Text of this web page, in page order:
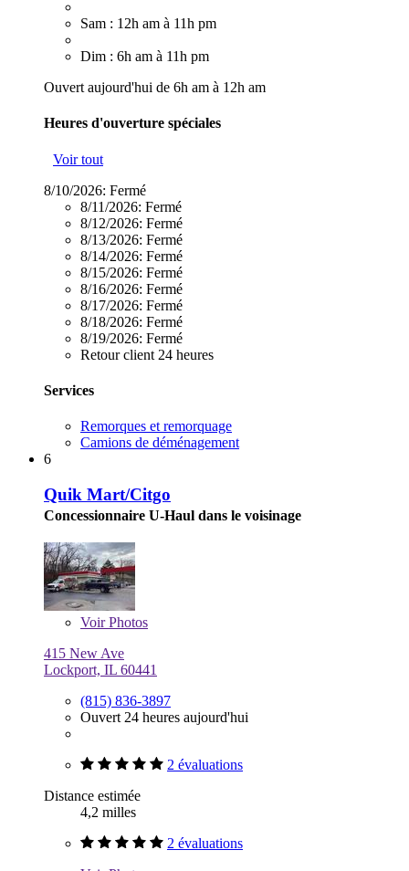
Sam : 12h am à 11h pm
Dim : 6h am à 11h pm
Ouvert aujourd'hui de 6h am à 12h am
Heures d'ouverture spéciales
Voir tout
8/10/2026: Fermé
8/11/2026: Fermé
8/12/2026: Fermé
8/13/2026: Fermé
8/14/2026: Fermé
8/15/2026: Fermé
8/16/2026: Fermé
8/17/2026: Fermé
8/18/2026: Fermé
8/19/2026: Fermé
Retour client 24 heures
Services
Remorques et remorquage
Camions de déménagement
6
Quik Mart/Citgo
Concessionnaire U-Haul dans le voisinage
VoirPhotos
415 New Ave
Lockport, IL 60441
(815) 836-3897
Ouvert 24 heures aujourd'hui
2 évaluations
Distance estimée
4,2 milles
2 évaluations